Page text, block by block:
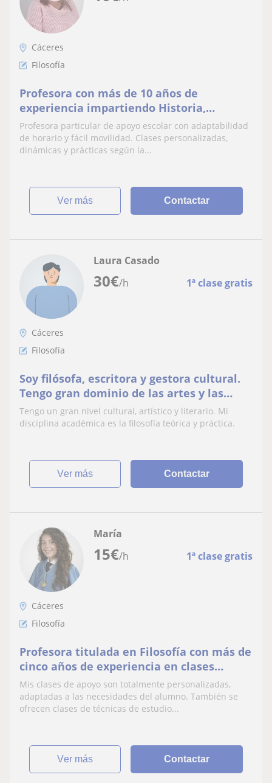
Cáceres
Filosofía
Profesora con más de 10 años de
experiencia impartiendo Historia,
Filosofía, Teología y literatura a todos los
niveles educativos.
Profesora particular de apoyo escolar con adaptabilidad
de horario y fácil movilidad. Clases personalizadas,
dinámicas y prácticas según la...
ver más Contactar
30€/h 1ª clase gratis
Laura Casado
Cáceres
Filosofía
Soy filósofa, escritora y gestora cultural.
Tengo gran dominio de las artes y las
letras
Tengo un gran nivel cultural, artístico y literario. Mi
disciplina académica es la filosofía teórica y práctica.
ver más Contactar
15€/h 1ª clase gratis
María
Cáceres
Filosofía
Profesora titulada en Filosofía con más de
cinco años de experiencia en clases
particulares para ESO, Bachillerato y
Universidad
Mis clases de apoyo son totalmente personalizadas,
adaptadas a las necesidades del alumno. También se
ofrecen clases de técnicas de estudio...
ver más Contactar